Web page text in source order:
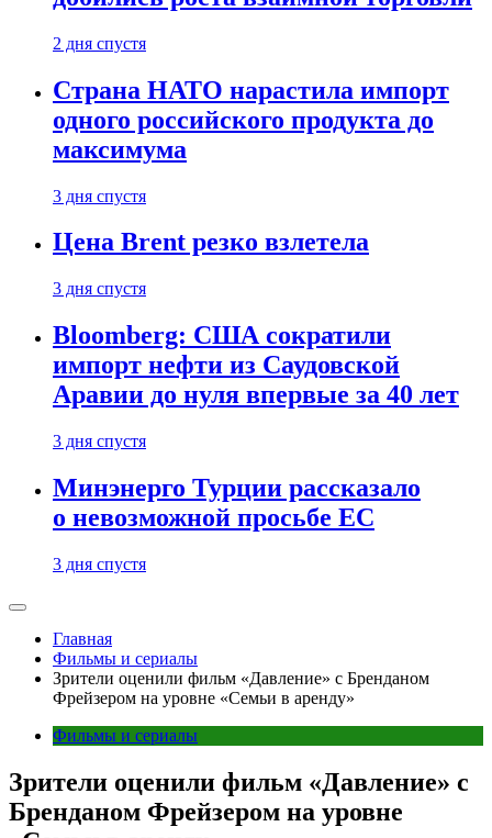
2 дня спустя
Страна НАТО нарастила импорт
одного российского продукта до
максимума
3 дня спустя
Цена Brent резко взлетела
3 дня спустя
Bloomberg: США сократили
импорт нефти из Саудовской
Аравии до нуля впервые за 40 лет
3 дня спустя
Минэнерго Турции рассказало
о невозможной просьбе ЕС
3 дня спустя
Главная
Фильмы и сериалы
Зрители оценили фильм «Давление» с Бренданом
Фрейзером на уровне «Семьи в аренду»
Фильмы и сериалы
Зрители оценили фильм «Давление» с
Бренданом Фрейзером на уровне